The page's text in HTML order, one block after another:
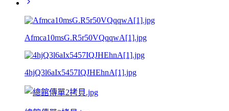
Afmca10msG.R5r50VQqqwA[1].jpg
4hjQ3l6aIx5457IQJHEhnA[1].jpg